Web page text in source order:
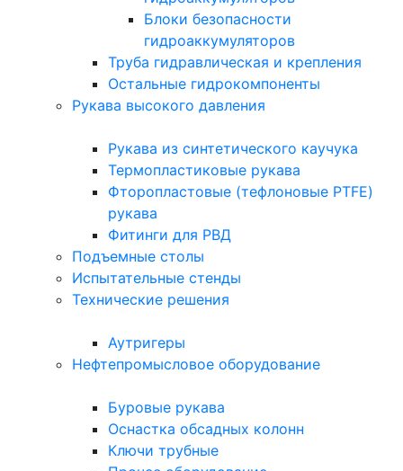
Блоки безопасности
гидроаккумуляторов
Труба гидравлическая и крепления
Остальные гидрокомпоненты
Рукава высокого давления
Рукава из синтетического каучука
Термопластиковые рукава
Фторопластовые (тефлоновые PTFE)
рукава
Фитинги для РВД
Подъемные столы
Испытательные стенды
Технические решения
Аутригеры
Нефтепромысловое оборудование
Буровые рукава
Оснастка обсадных колонн
Ключи трубные